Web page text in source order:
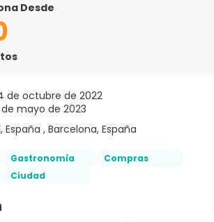
Desde
de octubre de 2022
de mayo de 2023
España , Barcelona, España
Gastronomía
Compras
Ciudad